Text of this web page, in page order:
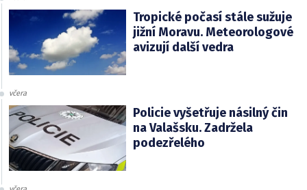
Tropické počasí stále sužuje
jižní Moravu. Meteorologové
avizují další vedra
včera
Policie vyšetřuje násilný čin
na Valašsku. Zadržela
podezřelého